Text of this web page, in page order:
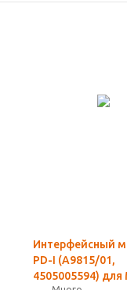
Интерфейсный
PD-I (A9815/01,
4505005594) для